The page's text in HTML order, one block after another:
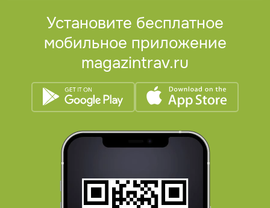
Установите бесплатное
мобильное приложение
magazintrav.ru